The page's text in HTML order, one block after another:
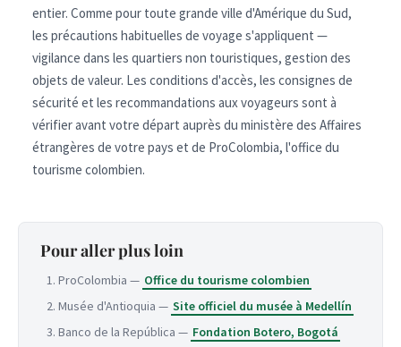
entier. Comme pour toute grande ville d'Amérique du Sud,
les précautions habituelles de voyage s'appliquent —
vigilance dans les quartiers non touristiques, gestion des
objets de valeur. Les conditions d'accès, les consignes de
sécurité et les recommandations aux voyageurs sont à
vérifier avant votre départ auprès du ministère des Affaires
étrangères de votre pays et de ProColombia, l'office du
tourisme colombien.
Pour aller plus loin
ProColombia — Office du tourisme colombien
Musée d'Antioquia — Site officiel du musée à Medellín
Banco de la República — Fondation Botero, Bogotá